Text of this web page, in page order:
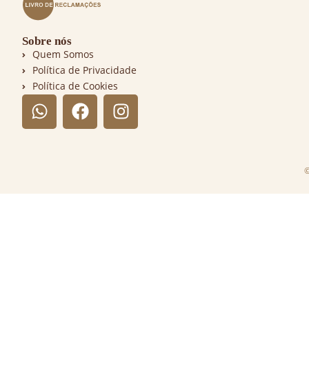
Sobre nós
Quem Somos
Política de Privacidade
Política de Cookies